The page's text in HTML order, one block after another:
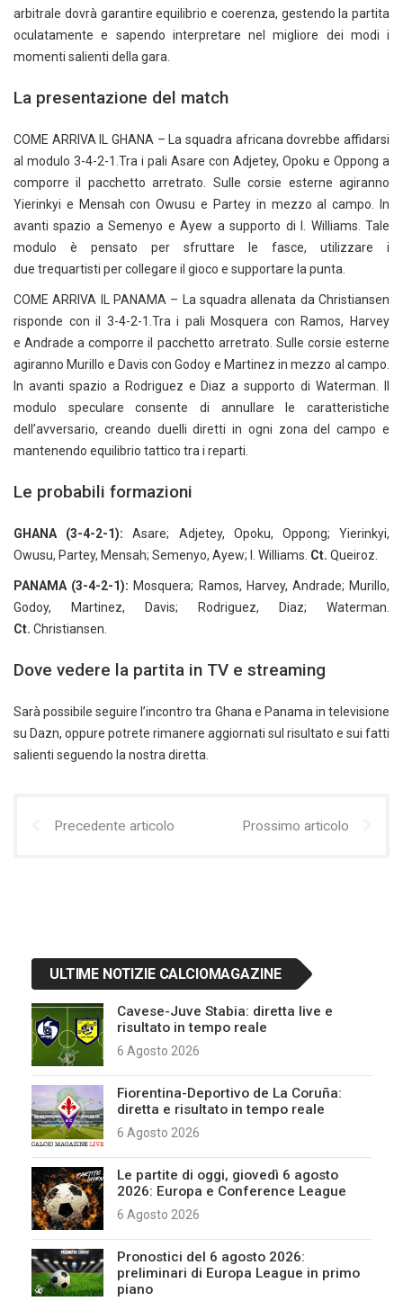
arbitrale dovrà garantire equilibrio e coerenza, gestendo la partita
oculatamente e sapendo interpretare nel migliore dei modi i
momenti salienti della gara.
La presentazione del match
COME ARRIVA IL GHANA – La squadra africana dovrebbe affidarsi
al modulo 3-4-2-1.Tra i pali Asare con Adjetey, Opoku e Oppong a
comporre il pacchetto arretrato. Sulle corsie esterne agiranno
Yierinkyi e Mensah con Owusu e Partey in mezzo al campo. In
avanti spazio a Semenyo e Ayew a supporto di I. Williams. Tale
modulo è pensato per sfruttare le fasce, utilizzare i
due trequartisti per collegare il gioco e supportare la punta.
COME ARRIVA IL PANAMA – La squadra allenata da Christiansen
risponde con il 3-4-2-1.Tra i pali Mosquera con Ramos, Harvey
e Andrade a comporre il pacchetto arretrato. Sulle corsie esterne
agiranno Murillo e Davis con Godoy e Martinez in mezzo al campo.
In avanti spazio a Rodriguez e Diaz a supporto di Waterman. Il
modulo speculare consente di annullare le caratteristiche
dell’avversario, creando duelli diretti in ogni zona del campo e
mantenendo equilibrio tattico tra i reparti.
Le probabili formazioni
GHANA (3-4-2-1): Asare; Adjetey, Opoku, Oppong; Yierinkyi,
Owusu, Partey, Mensah; Semenyo, Ayew; I. Williams. Ct. Queiroz.
PANAMA (3-4-2-1): Mosquera; Ramos, Harvey, Andrade; Murillo,
Godoy, Martinez, Davis; Rodriguez, Diaz; Waterman.
Ct. Christiansen.
Dove vedere la partita in TV e streaming
Sarà possibile seguire l’incontro tra Ghana e Panama in televisione
su Dazn, oppure potrete rimanere aggiornati sul risultato e sui fatti
salienti seguendo la nostra diretta.
Precedente articolo Prossimo articolo
ULTIME NOTIZIE CALCIOMAGAZINE
Cavese-Juve Stabia: diretta live e
risultato in tempo reale
6 Agosto 2026
Fiorentina-Deportivo de La Coruña:
diretta e risultato in tempo reale
6 Agosto 2026
Le partite di oggi, giovedì 6 agosto
2026: Europa e Conference League
6 Agosto 2026
Pronostici del 6 agosto 2026:
preliminari di Europa League in primo
piano